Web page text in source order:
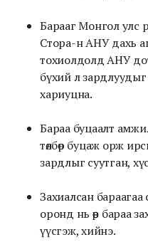
Барааг Монгол улс
Стора-н АНУ дахь
тохиолдолд АНУ
бүхий л зардлуудыг
хариуцна.
Бараа буцаалт
төлбөр буцаж орж
зардлыг суутган,
Захиалсан
оронд нь өөр бараа
үүсгэж, хийнэ.